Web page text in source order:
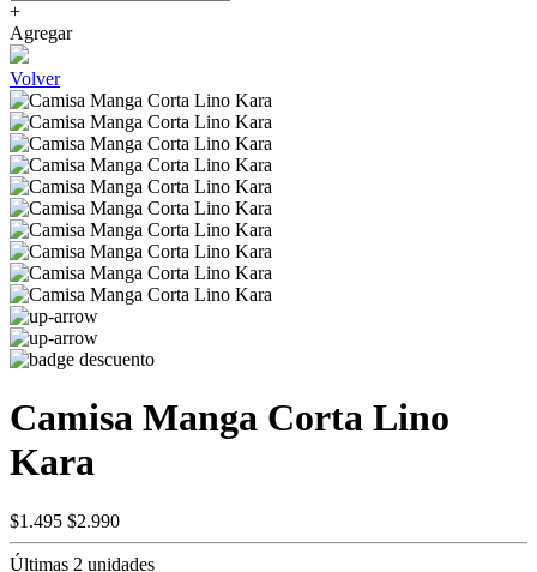
+
Agregar
Volver
Camisa Manga Corta Lino
Kara
$1.495 $2.990
Últimas 2 unidades